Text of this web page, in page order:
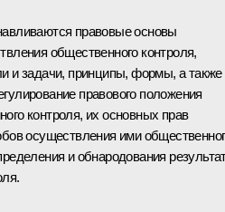
правовые основы
общественного контроля,
и задачи, принципы, формы, а также
правового положения
контроля, их основных прав
осуществления ими
и обнародования